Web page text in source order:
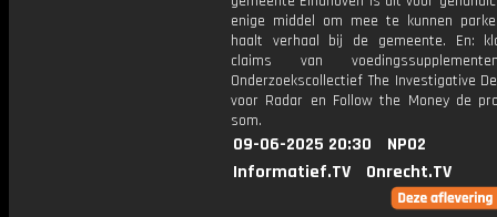
enige middel om mee te kunnen
haalt verhaal bij de gemeente. En:
claims van
Onderzoekscollectief The Investigative
voor Radar en Follow the Money de
som.
09-06-2025 20:30
NPO2
Informatief.TV
Onrecht.TV